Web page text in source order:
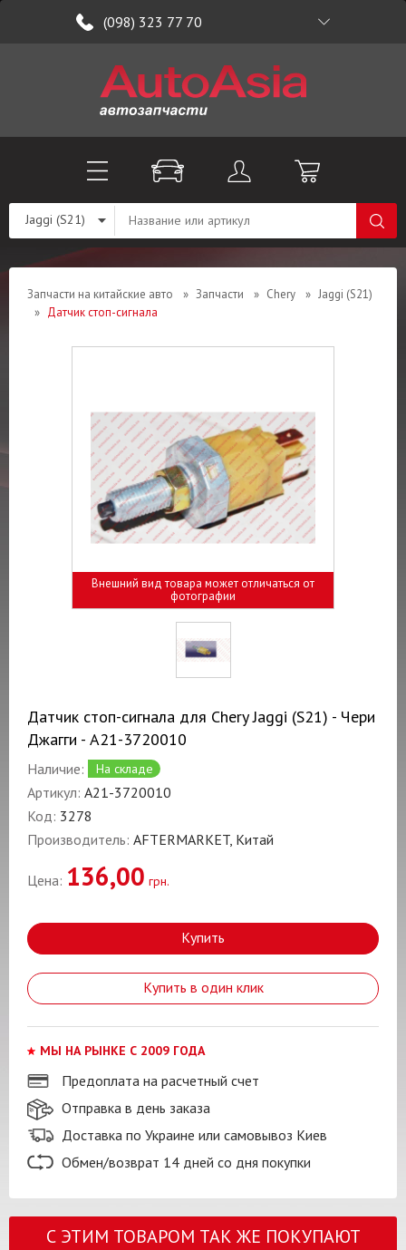
(098) 323 77 70
Jaggi (S21)
Запчасти на китайские авто » Запчасти » Chery » Jaggi (S21)
» Датчик стоп-сигнала
Внешний вид товара может отличаться от
фотографии
Датчик стоп-сигнала для Chery Jaggi (S21) - Чери
Джагги - A21-3720010
Наличие: На складе
Артикул: A21-3720010
Код: 3278
Производитель: AFTERMARKET, Китай
Цена: 136,00 грн.
Купить
Купить в один клик
МЫ НА РЫНКЕ С 2009 ГОДА
Предоплата на расчетный счет
Отправка в день заказа
Доставка по Украине или самовывоз Киев
Обмен/возврат 14 дней со дня покупки
С ЭТИМ ТОВАРОМ ТАК ЖЕ ПОКУПАЮТ